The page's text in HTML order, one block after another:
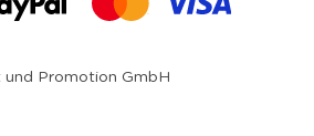
Promotion GmbH